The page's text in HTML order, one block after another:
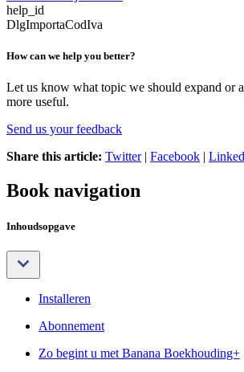
help_id
DlgImportaCodIva
How can we help you better?
Let us know what topic we should expand or
more useful.
Send us your feedback
Share this article: Twitter| Facebook |
Book navigation
Inhoudsopgave
Installeren
Abonnement
Zo begint u met Banana Boekhouding+